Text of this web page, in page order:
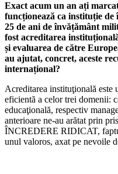
Exact acum un an ați
funcționează ca instituție
25 de ani de învățământ
fost acreditarea
și evaluarea de către
au ajutat, concret, aceste
internațional?
Acreditarea instituţională este
eficientă a celor trei domenii:
educaţională, respectiv
anterioare ne-au arătat prin
ÎNCREDERE RIDICAT,
unul valoros, axat pe nevoile